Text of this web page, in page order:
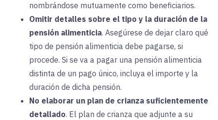
nombrándose mutuamente como beneficiarios.
Omitir detalles sobre el tipo y la duración de la
pensión alimenticia. Asegúrese de dejar claro qué
tipo de pensión alimenticia debe pagarse, si
procede. Si se va a pagar una pensión alimenticia
distinta de un pago único, incluya el importe y la
duración de dicha pensión.
No elaborar un plan de crianza suficientemente
detallado. El plan de crianza que adjunte a su